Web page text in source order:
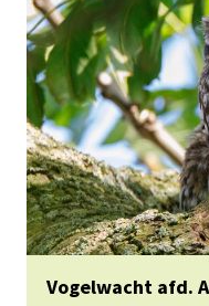
Website
Vogelwacht afd.